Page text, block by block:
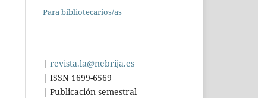
Para bibliotecarios/as
| revista.la@nebrija.es
| ISSN 1699-6569
| Publicación semestral